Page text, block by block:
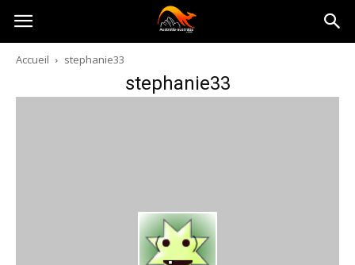
Australia-
australie.com
Accueil stephanie33
stephanie33